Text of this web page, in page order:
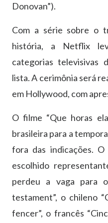
Donovan”).
Com a série sobre o
história, a Netflix
categorias televisivas
lista. A cerimônia será
em Hollywood, com
O filme “Que horas
brasileira para a
fora das indicações.
escolhido
perdeu a vaga para
testament”, o chileno
fencer”, o francês